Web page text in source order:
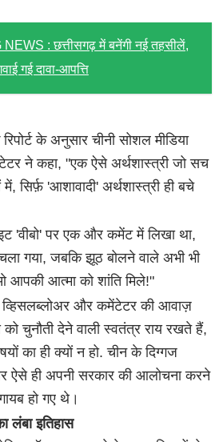
: छत्तीसगढ़ में बनेंगी नई तहसीलें,
गई दावा-आपत्ति
के अनुसार चीनी सोशल मीडिया
ने कहा, "एक ऐसे अर्थशास्त्री जो सच
सिर्फ़ 'आशावादी' अर्थशास्त्री ही बचे
'वीबो' पर एक और कमेंट में लिखा था,
गया, जबकि झूठ बोलने वाले अभी भी
आपकी आत्मा को शांति मिले!"
व्हिसलब्लोअर और कमेंटेटर की आवाज़
चुनौती देने वाली स्वतंत्र राय रखते हैं,
का ही क्यों न हो. चीन के दिग्गज
ऐसे ही अपनी सरकार की आलोचना करने
हो गए थे।
लंबा इतिहास